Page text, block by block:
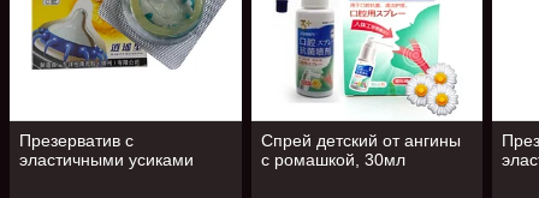
Презерватив с
эластичными усиками
Спрей детский от ангины
с ромашкой, 30мл